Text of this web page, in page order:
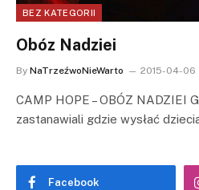
BEZ KATEGORII
Obóz Nadziei
By NaTrzeźwoNieWarto 2015-04-06
CAMP HOPE – OBÓZ NADZIEI
zastanawiali gdzie wysłać
Facebook